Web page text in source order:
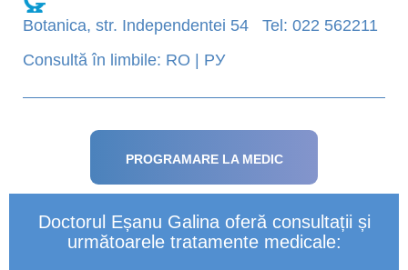
Botanica, str. Independentei 54 Tel: 022 562211
Consultă în limbile: RO | РУ
PROGRAMARE LA MEDIC
Doctorul Eșanu Galina oferă consultații și
următoarele tratamente medicale: